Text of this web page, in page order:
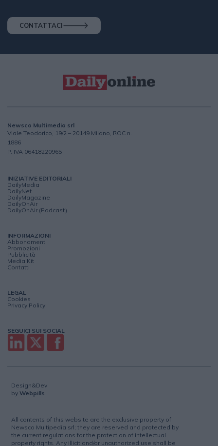
CONTATTACI
Newsco Multimedia srl
Viale Teodorico, 19/2 – 20149 Milano, ROC n.
1886
P. IVA 06418220965
INIZIATIVE EDITORIALI
DailyMedia
DailyNet
DailyMagazine
DailyOnAir
DailyOnAir (Podcast)
INFORMAZIONI
Abbonamenti
Promozioni
Pubblicità
Media Kit
Contatti
LEGAL
Cookies
Privacy Policy
SEGUICI SUI SOCIAL
Design&Dev
by Webpills
All contents of this website are the exclusive property of
Newsco Multipedia srl; they are reserved and protected by
the current regulations for the protection of intellectual
property rights. Any illicit and/or unauthorized use shall be